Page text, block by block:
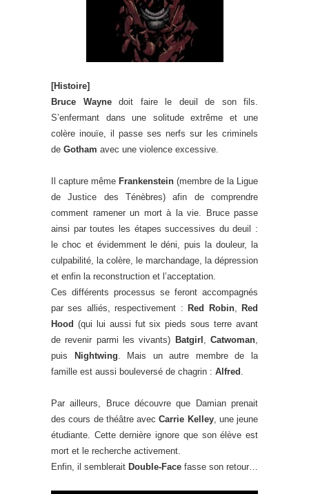
[Histoire]
Bruce Waynedoit faire le deuil de son fils.
S’enfermant dans une solitude extrême et une
colère inouïe, il passe ses nerfs sur les criminels
de Gotham avec une violence excessive.
Il capture même Frankenstein (membre de la Ligue
de Justice des Ténèbres) afin de comprendre
comment ramener un mort à la vie. Bruce passe
ainsi par toutes les étapes successives du deuil :
le choc et évidemment le déni, puis la douleur, la
culpabilité, la colère, le marchandage, la dépression
et enfin la reconstruction et l’acceptation.
Ces différents processus se feront accompagnés
par ses alliés, respectivement : Red Robin, Red
Hood (qui lui aussi fut six pieds sous terre avant
de revenir parmi les vivants) Batgirl ,Catwoman,
puis
Nightwing. Mais un autre membre de la
famille est aussi bouleversé de chagrin : Alfred .
Par ailleurs, Bruce découvre que Damian prenait
des cours de théâtre avecCarrie Kelley, une jeune
étudiante. Cette dernière ignore que son élève est
mort et le recherche activement.
Enfin, il semblerait Double-Face fasse son retour…